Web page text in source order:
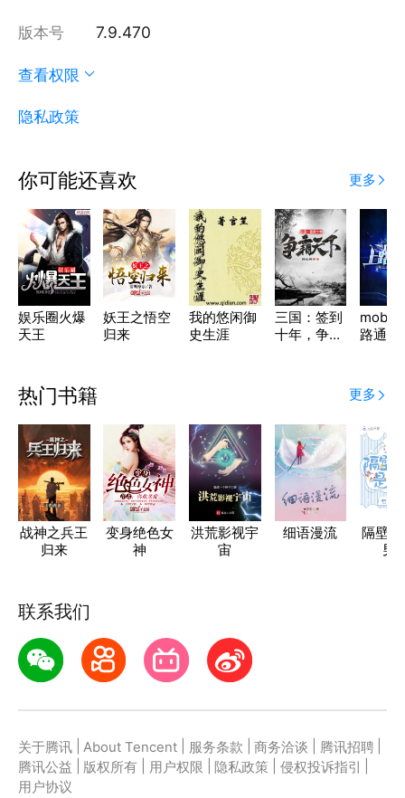
版本号 7.9.470
查看权限
隐私政策
你可能还喜欢 更多
娱乐圈火爆
天王
妖王之悟空
归来
我的悠闲御
史生涯
三国：签到
十年，争霸
moba
路通天
热门书籍 更多
战神之兵王
归来
变身绝色女
神
洪荒影视宇
宙
细语漫流
隔壁
男
联系我们
关于腾讯 About Tencent 服务条款 商务洽谈 腾讯招聘
腾讯公益
版权所有 用户权限 隐私政策 侵权投诉指引
用户协议